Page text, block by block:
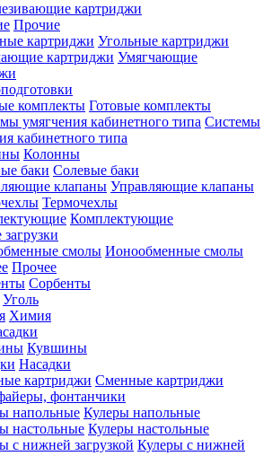
картриджи
Прочие
Угольные картриджи
Умягчающие
Готовые комплекты
Системы
кабинетного типа
Колонны
Солевые баки
Управляющие клапаны
Термочехлы
Комплектующие
Ионообменные смолы
Прочее
Сорбенты
Уголь
Химия
Кувшины
Насадки
Сменные картриджи
фонтанчики
Кулеры напольные
Кулеры настольные
Кулеры с нижней